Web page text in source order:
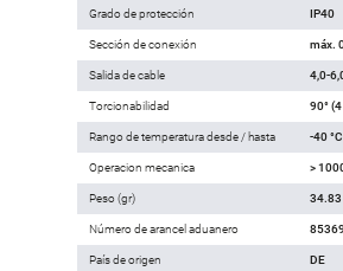
Grado de protección IP40
Sección de conexión máx.
Salida de cable 4,0-
Torcionabilidad 90°
Rango de temperatura desde / hasta -40
Operacion mecanica >
Peso (gr) 34.83
Número de arancel aduanero
País de origen DE